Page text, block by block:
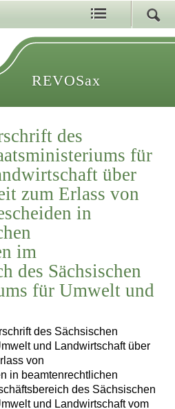
REVOSax
des
für
über
zum Erlass von
in
im
des Sächsischen
für Umwelt und
des Sächsischen
und Landwirtschaft über
von
in beamtenrechtlichen
des Sächsischen
und Landwirtschaft vom